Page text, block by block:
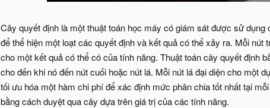
Cây quyết định là một thuật toán học máy có giám sát được sử
để thể hiện một loạt các quyết định và kết quả có thể xảy ra. Mỗi
cho một kết quả có thể có của tính năng. Thuật toán cây quyết định
cho đến khi nó đến nút cuối hoặc nút lá. Mỗi nút lá đại diện cho một
tối ưu hóa một hàm chi phí để xác định mức phân chia tốt nhất tại
bằng cách duyệt qua cây dựa trên giá trị của các tính năng.